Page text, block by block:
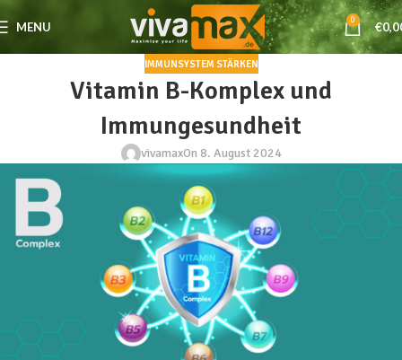
MENU 0 €
IMMUNSYSTEM STÄRKEN
Vitamin B-Komplex und
Immungesundheit
vivamaxOn 8. August 2024